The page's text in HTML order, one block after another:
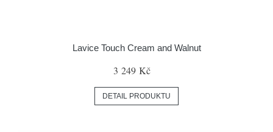
Lavice Touch Cream and Walnut
3 249 Kč
DETAIL PRODUKTU